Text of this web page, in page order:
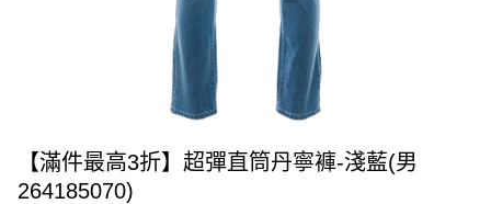
【滿件最高3折】超彈直筒丹寧褲-淺藍(男
264185070)